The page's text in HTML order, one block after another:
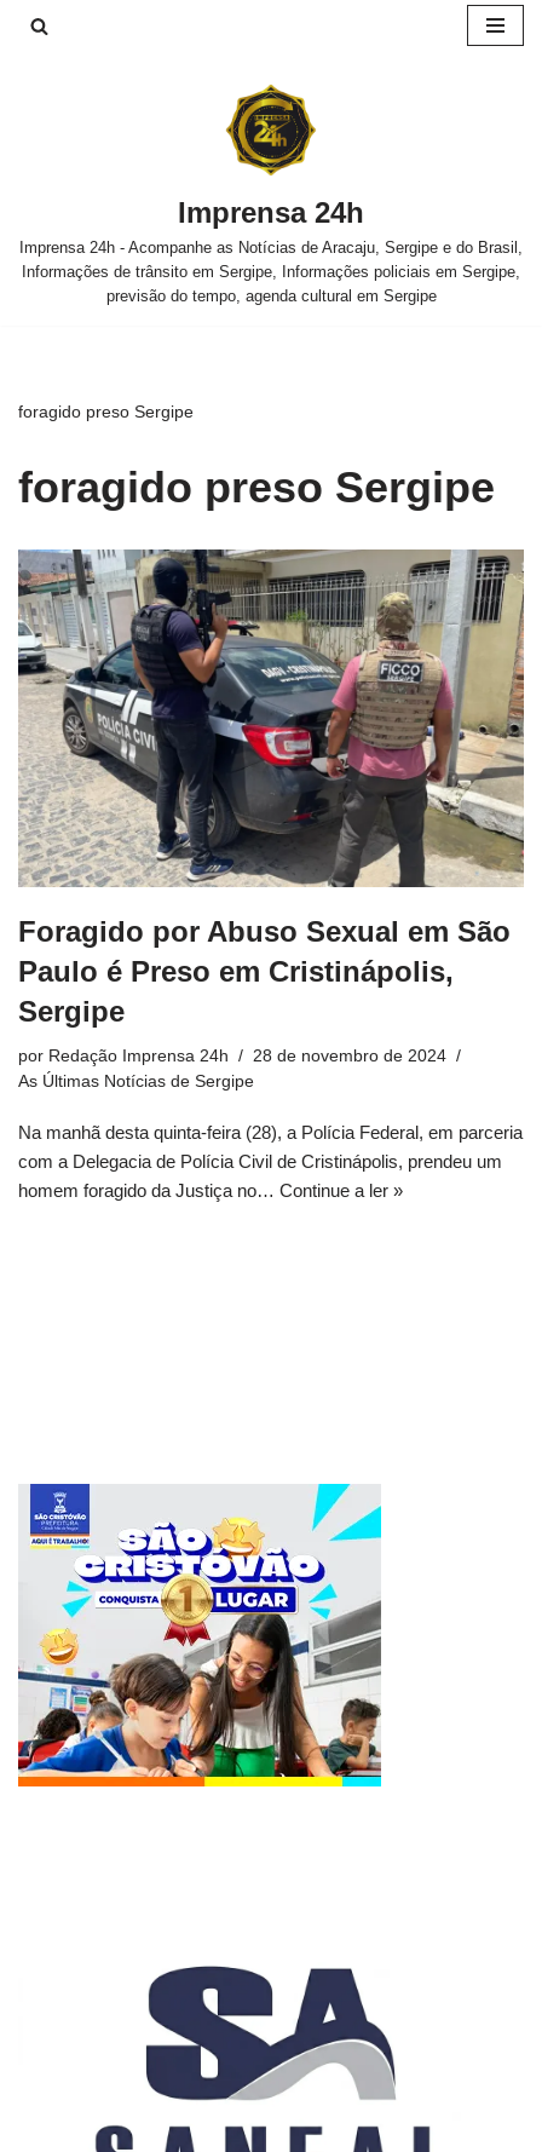
Imprensa 24h
Imprensa 24h - Acompanhe as Notícias de Aracaju, Sergipe e do Brasil,
Informações de trânsito em Sergipe, Informações policiais em Sergipe,
previsão do tempo, agenda cultural em Sergipe
foragido preso Sergipe
foragido preso Sergipe
Foragido por Abuso Sexual em São
Paulo é Preso em Cristinápolis,
Sergipe
por Redação Imprensa 24h
28 de novembro de 2024
As Últimas Notícias de Sergipe
Na manhã desta quinta-feira (28), a Polícia Federal, em parceria
com a Delegacia de Polícia Civil de Cristinápolis, prendeu um
homem foragido da Justiça no… Continue a ler »